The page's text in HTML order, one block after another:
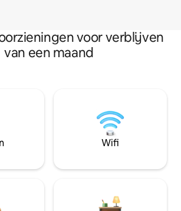
voor verblijven
van een maand
Wifi